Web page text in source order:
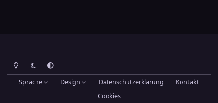
Heller ModusDunkler ModusSystemeinstellung
Sprache Design Datenschutzerklärung
Kontakt
Cookies